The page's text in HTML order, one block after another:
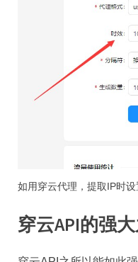
如用穿云代理，提取IP时
穿云API的强